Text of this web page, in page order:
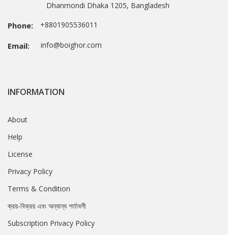
Dhanmondi Dhaka 1205, Bangladesh
Phone: +8801905536011
Email: info@boighor.com
INFORMATION
About
Help
License
Privacy Policy
Terms & Condition
ক্রয়-বিক্রয় এবং অন্যান্য শর্তাবলী
Subscription Privacy Policy